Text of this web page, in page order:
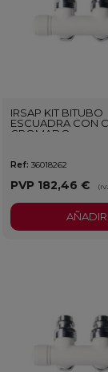
IRSAP KIT BITUBO
ESCUADRA CON
CROMADO
Ref: 36018262
PVP 182,46 €
AÑADIR